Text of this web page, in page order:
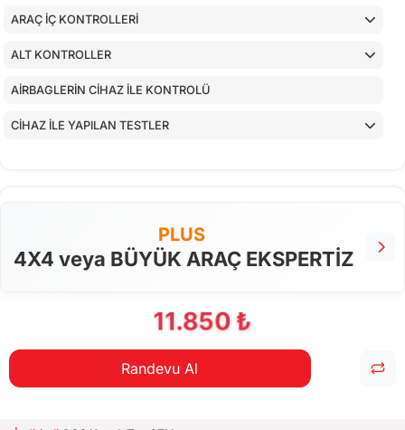
ARAÇ İÇ KONTROLLERİ
ALT KONTROLLER
AİRBAGLERİN CİHAZ İLE KONTROLÜ
CİHAZ İLE YAPILAN TESTLER
PLUS
4X4 veya BÜYÜK ARAÇ EKSPERTİZ
11.850 ₺
Randevu Al